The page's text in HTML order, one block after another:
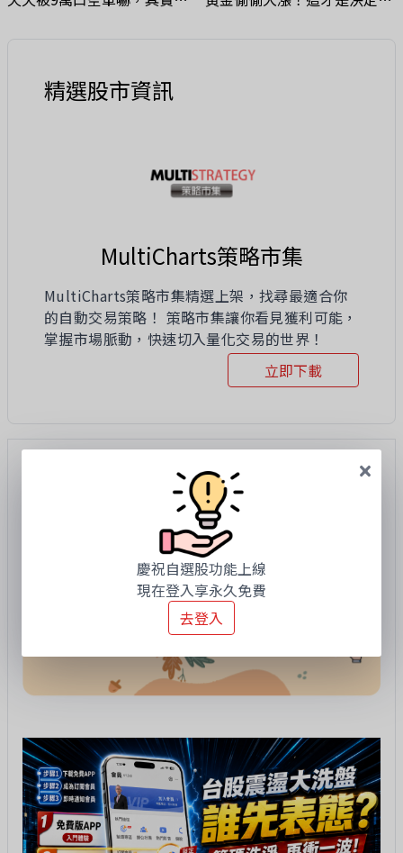
精選股市資訊
MultiCharts策略市集
MultiCharts策略市集精選上架，找尋最適合你
的自動交易策略！ 策略市集讓你看見獲利可能，
掌握市場脈動，快速切入量化交易的世界！
立即下載
慶祝自選股功能上線
現在登入享永久免費
去登入